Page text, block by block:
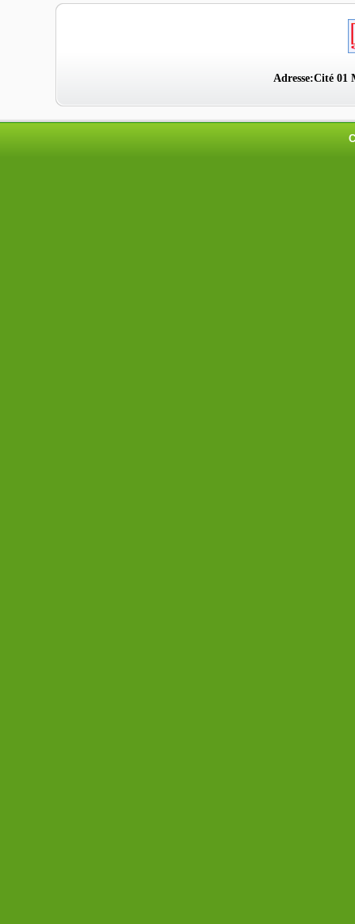
Adresse:Cité